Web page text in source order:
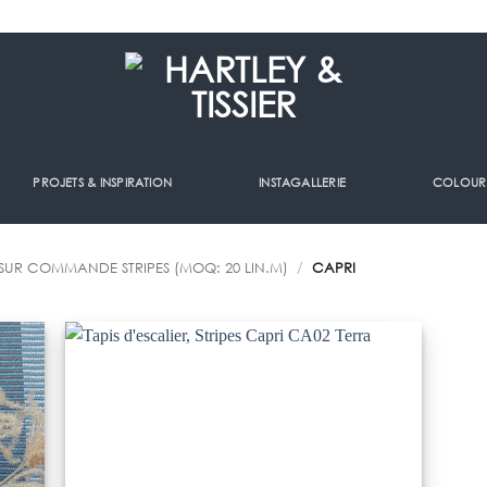
PROJETS & INSPIRATION INSTAGALLERIE COLOUR
COMMANDE STRIPES (MOQ: 20 LIN.M) / CAPRI